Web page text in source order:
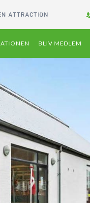
ATTRACTION
BLIV MEDLEM